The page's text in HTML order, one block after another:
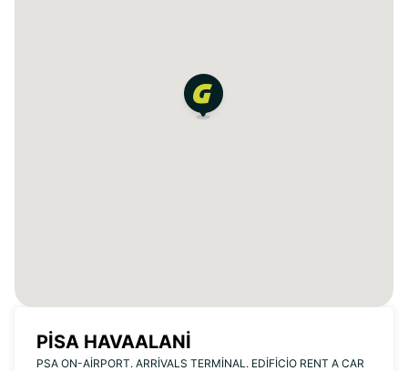
PISA HAVAALANI
PSA ON-AIRPORT. ARRIVALS TERMINAL. EDIFICIO RENT A CAR